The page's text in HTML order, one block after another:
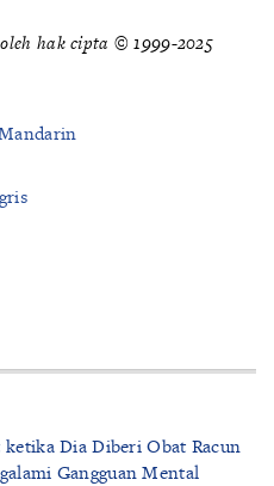
hak cipta © 1999-2025
Dia Diberi Obat Racun
Gangguan Mental